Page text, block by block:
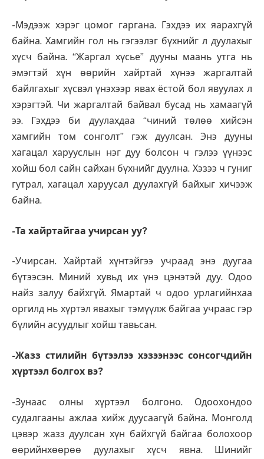
-Мэдээж хэрэг цомог гаргана. Гэхдээ их яарахгүй
байна. Хамгийн гол нь гэгээлэг бүхнийг л дуулахыг
хүсч байна. “Жаргал хүсье” дууны маань утга нь
эмэгтэй хүн өөрийн хайртай хүнээ жаргалтай
байлгахыг хүсвэл үнэхээр явах ёстой бол явуулах л
хэрэгтэй. Чи жаргалтай байвал бусад нь хамаагүй
ээ. Гэхдээ би дуулахдаа “чиний төлөө хийсэн
хамгийн том сонголт” гэж дуулсан. Энэ дууны
хагацал харууслын нэг дуу болсон ч гэлээ үүнээс
хойш бол сайн сайхан бүхнийг дуулна. Хэзээ ч гуниг
гутрал, хагацал харуусал дуулахгүй байхыг хичээж
байна.
-Та хайртайгаа учирсан уу?
-Учирсан. Хайртай хүнтэйгээ учраад энэ дуугаа
бүтээсэн. Миний хувьд их үнэ цэнэтэй дуу. Одоо
найз залуу байхгүй. Ямартай ч одоо урлагийнхаа
оргилд нь хүртэл явахыг тэмүүлж байгаа учраас гэр
бүлийн асуудлыг хойш тавьсан.
-Жазз стилийн бүтээлээ хэзээнээс сонсогчдийн
хүртээл болгох вэ?
-Зунаас олны хүртээл болгоно. Одоохондоо
судалгааны ажлаа хийж дуусаагүй байна. Монголд
цэвэр жазз дуулсан хүн байхгүй байгаа болохоор
өөрийнхөөрөө дуулахыг хүсч явна. Шинийг